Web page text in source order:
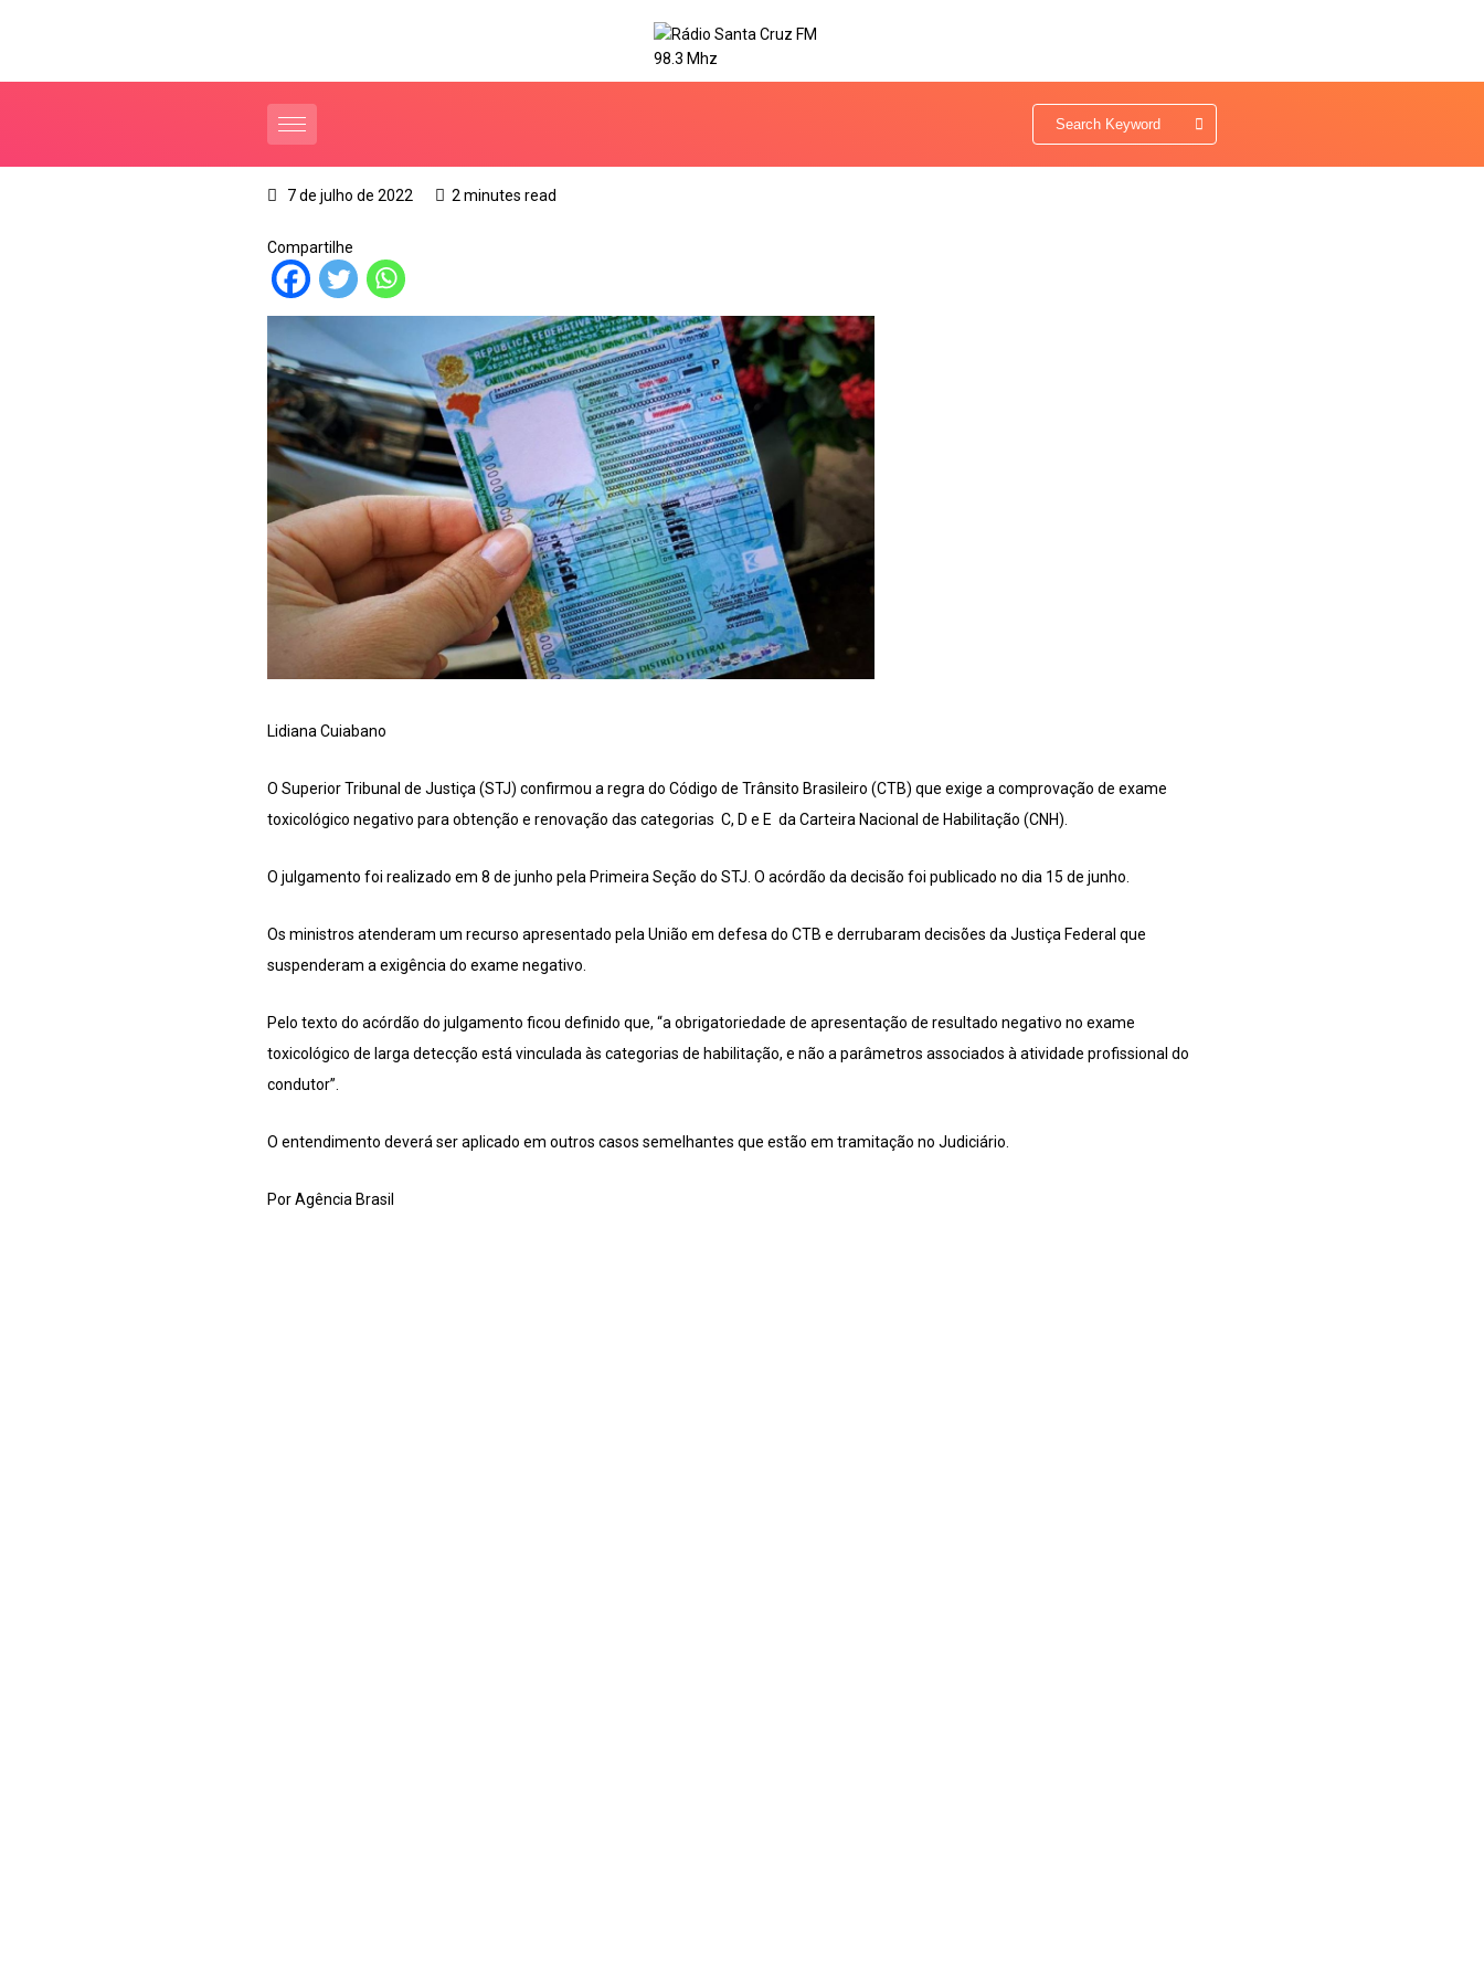
7 de julho de 2022 2 minutes read
Compartilhe
Lidiana Cuiabano
O Superior Tribunal de Justiça (STJ) confirmou a regra do Código de Trânsito Brasileiro (CTB) que exige a comprovação de exame
toxicológico negativo para obtenção e renovação das categorias C, D e E da Carteira Nacional de Habilitação (CNH).
O julgamento foi realizado em 8 de junho pela Primeira Seção do STJ. O acórdão da decisão foi publicado no dia 15 de junho.
Os ministros atenderam um recurso apresentado pela União em defesa do CTB e derrubaram decisões da Justiça Federal que
suspenderam a exigência do exame negativo.
Pelo texto do acórdão do julgamento ficou definido que, “a obrigatoriedade de apresentação de resultado negativo no exame
toxicológico de larga detecção está vinculada às categorias de habilitação, e não a parâmetros associados à atividade profissional do
condutor”.
O entendimento deverá ser aplicado em outros casos semelhantes que estão em tramitação no Judiciário.
Por Agência Brasil